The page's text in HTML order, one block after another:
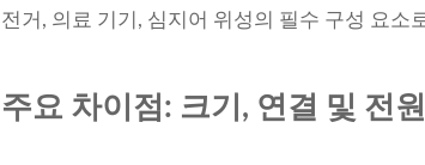
전거, 의료 기기, 심지어 위성의 필수 구성 요소
주요 차이점: 크기, 연결 및 전원